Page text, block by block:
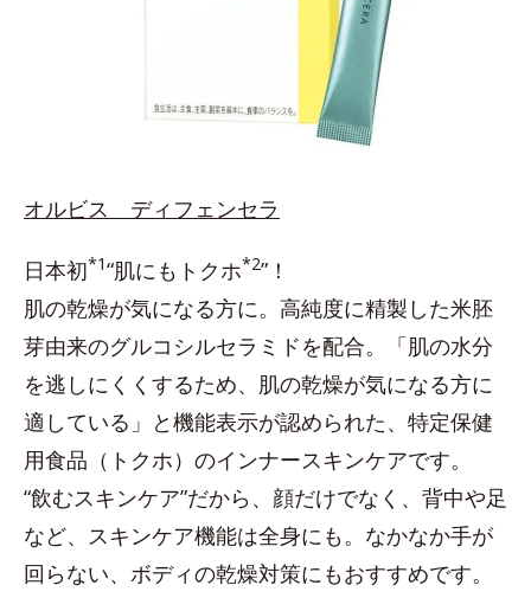
オルビス ディフェンセラ
日本初*1“肌にもトクホ*2”！
肌の乾燥が気になる方に。高純度に精製した米胚
芽由来のグルコシルセラミドを配合。「肌の水分
を逃しにくくするため、肌の乾燥が気になる方に
適している」と機能表示が認められた、特定保健
用食品（トクホ）のインナースキンケアです。
“飲むスキンケア”だから、顔だけでなく、背中や足
など、スキンケア機能は全身にも。なかなか手が
回らない、ボディの乾燥対策にもおすすめです。